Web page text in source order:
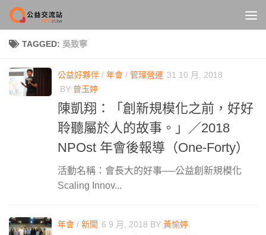
Skip to content
TAGGED: 吳致寧
公益好夥伴 / 年會 / 管理營運 31 10 月, 2018
BY 曾玉婷
陳凱翔：「創新規模化之前，好好
聆聽屬於人的故事。」／2018
NPOst 年會後報導（One-Forty）
活動名稱：會長大的好事──公益創新規模化
Scaling Innov...
年會 / 新聞 6 9 月, 2018 BY 黃愉婷